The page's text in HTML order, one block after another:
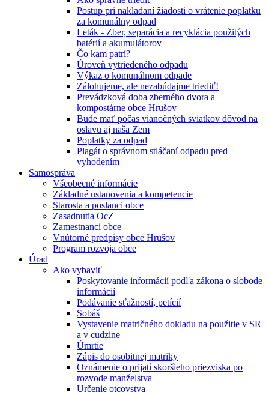
Postup pri nakladaní žiadosti o vrátenie poplatku
za komunálny odpad
Leták - Zber, separácia a recyklácia použitých
batérií a akumulátorov
Čo kam patrí?
Úroveň vytriedeného odpadu
Výkaz o komunálnom odpade
Zálohujeme, ale nezabúdajme triediť!
Prevádzková doba zberného dvora a
kompostárne obce Hrušov
Bude mať počas vianočných sviatkov dôvod na
oslavu aj naša Zem
Poplatky za odpad
Plagát o správnom stláčaní odpadu pred
vyhodením
Samospráva
Všeobecné informácie
Základné ustanovenia a kompetencie
Starosta a poslanci obce
Zasadnutia OcZ
Zamestnanci obce
Vnútorné predpisy obce Hrušov
Program rozvoja obce
Úrad
Ako vybaviť
Poskytovanie informácií podľa zákona o slobode
informácií
Podávanie sťažností, petícií
Sobáš
Vystavenie matričného dokladu na použitie v SR
a v cudzine
Úmrtie
Zápis do osobitnej matriky
Oznámenie o prijatí skoršieho priezviska po
rozvode manželstva
Určenie otcovstva